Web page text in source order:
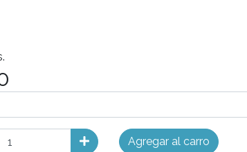
Agregar al carro